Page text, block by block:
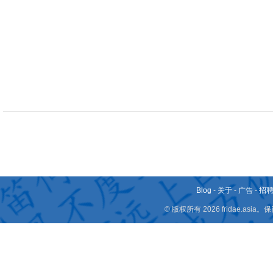
Blog - 关于 - 广告 -招
© 版权所有 2026 fridae.asia。